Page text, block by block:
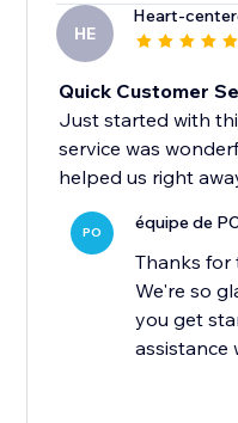
HE
Heart-
Quick Customer
Just started with
service was
helped us right
PO équipe de
Thanks for
We're so
you get
assistance